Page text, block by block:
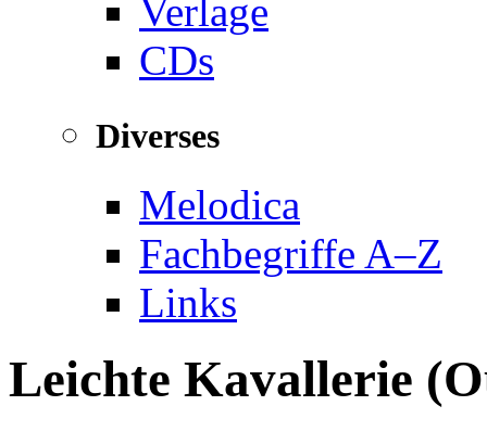
Verlage
CDs
Diverses
Melodica
Fachbegriffe A–Z
Links
Leichte Kavallerie